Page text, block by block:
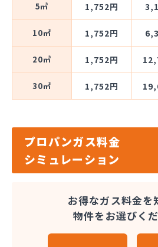
5㎥ 1,752円
10㎥ 1,752円
20㎥ 1,752円
30㎥ 1,752円
プロパンガス料金
シミュレーション
お得なガス料金を
物件をお選びくだ